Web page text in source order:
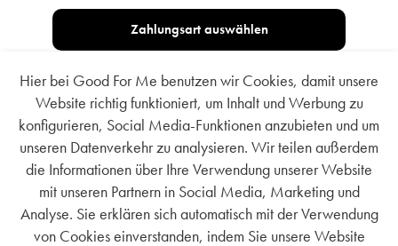
Hier bei Good For Me benutzen wir Cookies, damit unsere
Website richtig funktioniert, um Inhalt und Werbung zu
konfigurieren, Social Media-Funktionen anzubieten und um
unseren Datenverkehr zu analysieren. Wir teilen außerdem
die Informationen über Ihre Verwendung unserer Website
mit unseren Partnern in Social Media, Marketing und
Analyse. Sie erklären sich automatisch mit der Verwendung
von Cookies einverstanden, indem Sie unsere Website